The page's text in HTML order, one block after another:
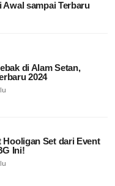
sampai Terbaru
di Alam Setan,
2024
Hooligan Set dari Event
Ini!